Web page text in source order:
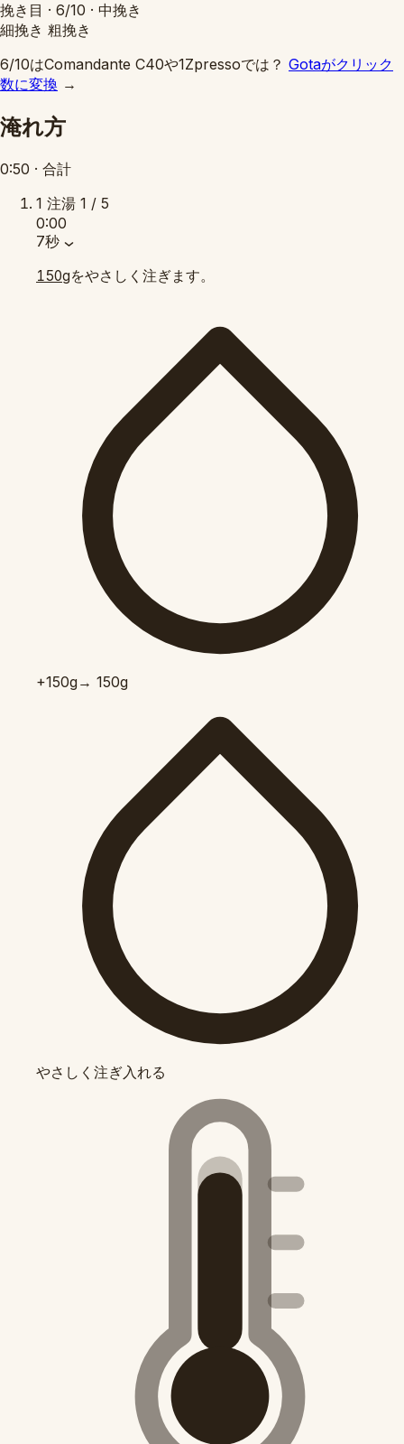
挽き目 · 6/10 · 中挽き
細挽き 粗挽き
6/10はComandante C40や1Zpressoでは？ Gotaがクリック
数に変換 →
淹れ方
0:50 · 合計
1 注湯 1 / 5
0:00
7秒
150gをやさしく注ぎます。
+150g→ 150g
やさしく注ぎ入れる